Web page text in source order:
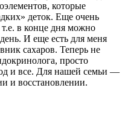
которые
деток. Еще очень
т.е. в конце дня можно
И еще есть для меня
сахаров. Теперь не
просто
и все. Для нашей семьи —
и восстановлении.